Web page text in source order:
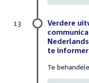
Verdere
te
Te
13